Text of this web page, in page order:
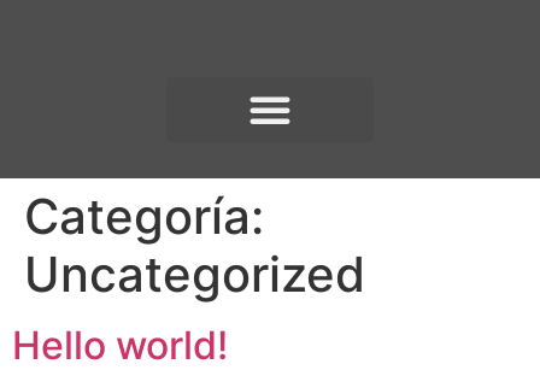
Categoría:
Uncategorized
Hello world!